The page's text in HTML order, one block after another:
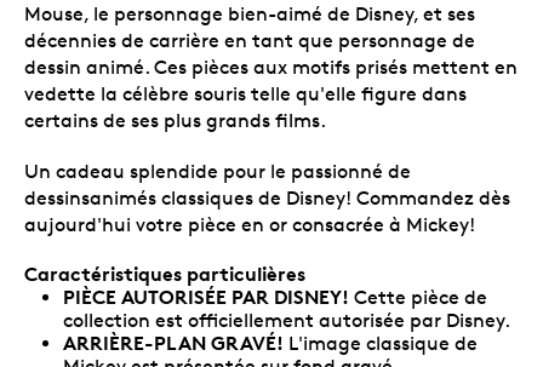
Mouse, le personnage bien-aimé de Disney, et ses
décennies de carrière en tant que personnage de
dessin animé. Ces pièces aux motifs prisés mettent en
vedette la célèbre souris telle qu'elle figure dans
certains de ses plus grands films.
Un cadeau splendide pour le passionné de
dessinsanimés classiques de Disney! Commandez dès
aujourd'hui votre pièce en or consacrée à Mickey!
Caractéristiques particulières
PIÈCE AUTORISÉE PAR DISNEY! Cette pièce de
collection est officiellement autorisée par Disney.
ARRIÈRE-PLAN GRAVÉ! L'image classique de